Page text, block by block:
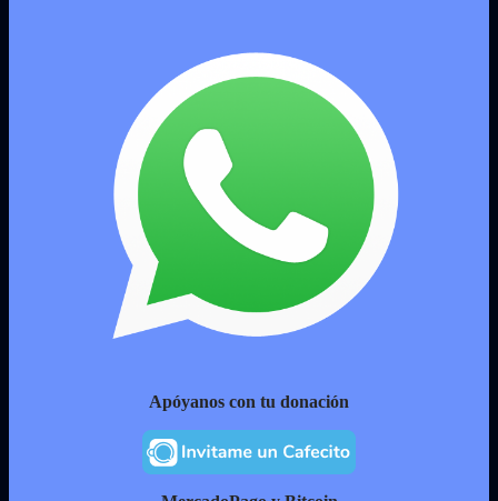
Apóyanos con tu donación